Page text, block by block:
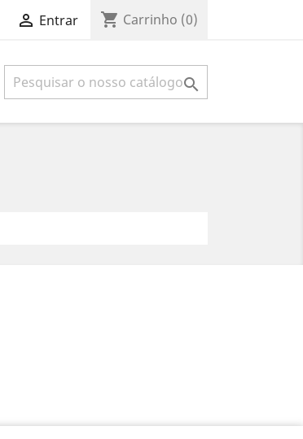
 Entrar shopping_cart Carrinho (0)
